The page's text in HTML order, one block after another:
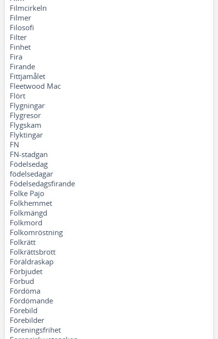
Filmcirkeln
Filmer
Filosofi
Filter
Finhet
Fira
Firande
Fittjamålet
Fleetwood Mac
Flört
Flygningar
Flygresor
Flygskam
Flyktingar
FN
FN-stadgan
Födelsedag
födelsedagar
Födelsedagsfirande
Folke Pajo
Folkhemmet
Folkmängd
Folkmord
Folkomröstning
Folkrätt
Folkrättsbrott
Föräldraskap
Förbjudet
Förbud
Fördöma
Fördömande
Förebild
Förebilder
Föreningsfrihet